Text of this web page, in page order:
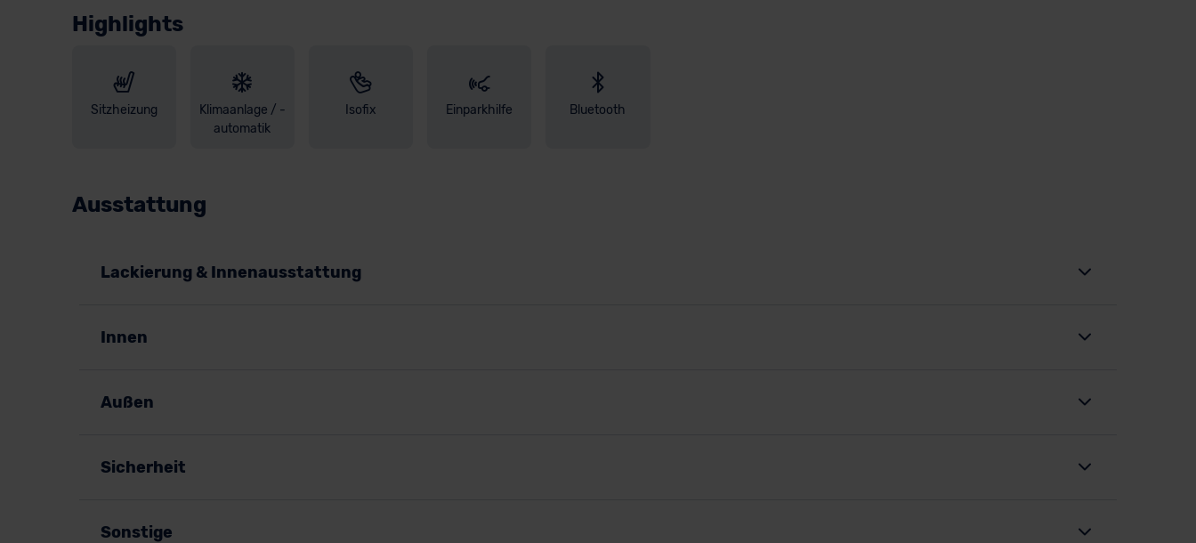
Highlights
Sitzheizung
Klimaanlage / -
automatik
Isofix Einparkhilfe Bluetooth
Ausstattung
Lackierung & Innenausstattung
Innen
Außen
Sicherheit
Sonstige